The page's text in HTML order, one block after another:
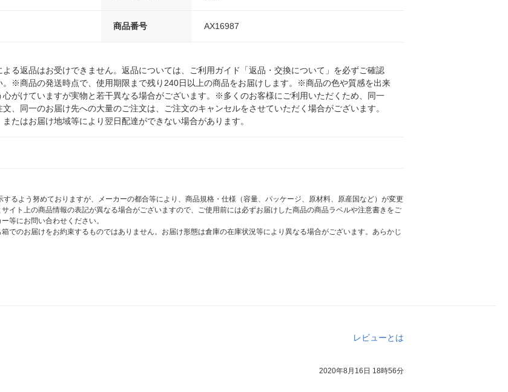
商品番号 AX16987
よる返品はお受けできません。返品については、ご利用ガイド「返品・交換について」を必ずご確認
。※商品の発送時点で、使用期限まで残り240日以上の商品をお届けします。※商品の色や質感を出来
心がけていますが実物と若干異なる場合がございます。※多くのお客様にご利用いただくため、同一
、同一のお届け先への大量のご注文は、ご注文のキャンセルをさせていただく場合がございます。
たはお届け地域等により翌日配達ができない場合があります。
るよう努めておりますが、メーカーの都合等により、商品規格・仕様（容量、パッケージ、原材料、原産国など）が変更
イト上の商品情報の表記が異なる場合がございますので、ご使用前には必ずお届けした商品の商品ラベルや注意書きをご
等にお問い合わせください。
でのお届けをお約束するものではありません。お届け形態は倉庫の在庫状況等により異なる場合がございます。あらかじ
レビューとは
2020年8月16日 18時56分